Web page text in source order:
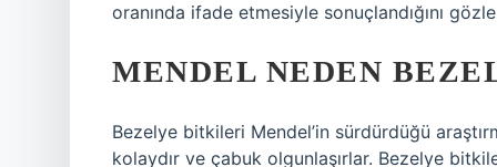
oranında ifade etmesiyle sonuçlandığını
MENDEL NEDEN
Bezelye bitkileri Mendel’in sürdürdüğü
kolaydır ve çabuk olgunlaşırlar. Bezelye